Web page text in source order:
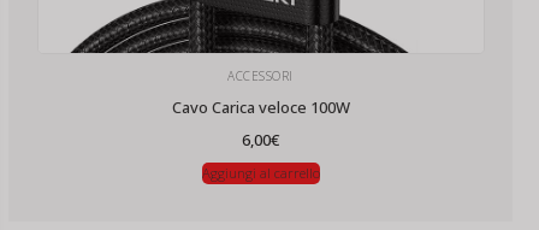
ACCESSORI
Cavo Carica veloce 100W
6,00€
Aggiungi al carrello